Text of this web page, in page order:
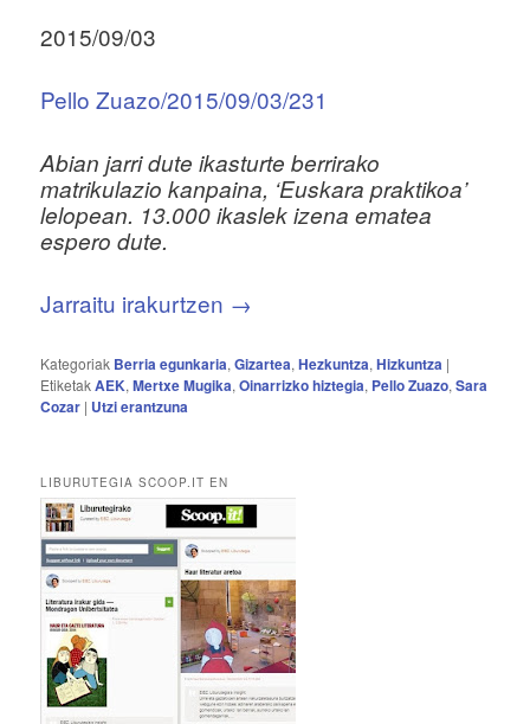
2015/09/03
Pello Zuazo/2015/09/03/231
Abian jarri dute ikasturte berrirako
matrikulazio kanpaina, ‘Euskara praktikoa’
lelopean. 13.000 ikaslek izena ematea
espero dute.
Jarraitu irakurtzen →
Kategoriak Berria egunkaria,Gizartea,Hezkuntza,Hizkuntza |
EtiketakAEK,Mertxe Mugika,Oinarrizko hiztegia, Pello Zuazo,Sara
Cozar | Utzi erantzuna
LIBURUTEGIA SCOOP.IT EN